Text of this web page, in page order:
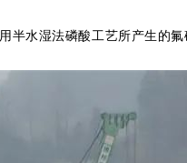
水湿法磷酸工艺所产生的氟